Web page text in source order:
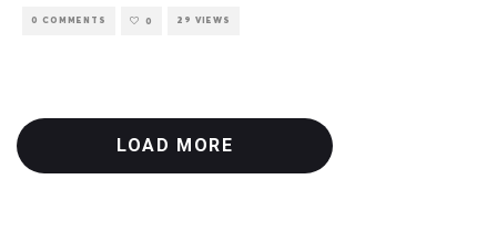
0 COMMENTS 0 29 VIEWS
LOAD MORE